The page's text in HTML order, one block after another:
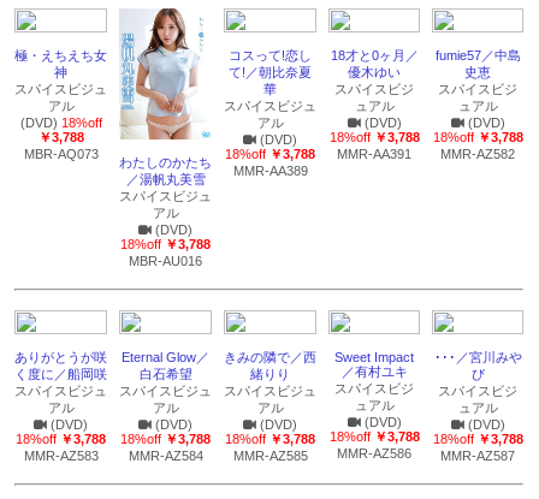
極・えちえち女
神
スパイスビジュ
アル
(DVD) 18%off
￥3,788
MBR-AQ073
わたしのかたち
／湯帆丸美雪
スパイスビジュ
アル
(DVD)
18%off ￥3,788
MBR-AU016
コスって!恋し
て!／朝比奈夏
華
スパイスビジュ
アル
(DVD)
18%off ￥3,788
MMR-AA389
18才と0ヶ月／
優木ゆい
スパイスビジ
ュアル
(DVD)
18%off ￥3,788
MMR-AA391
fumie57／中島
史恵
スパイスビジ
ュアル
(DVD)
18%off ￥3,788
MMR-AZ582
ありがとうが咲
く度に／船岡咲
スパイスビジュ
アル
(DVD)
18%off ￥3,788
MMR-AZ583
Eternal Glow／
白石希望
スパイスビジュ
アル
(DVD)
18%off ￥3,788
MMR-AZ584
きみの隣で／西
緒りり
スパイスビジュ
アル
(DVD)
18%off ￥3,788
MMR-AZ585
Sweet Impact
／有村ユキ
スパイスビジ
ュアル
(DVD)
18%off ￥3,788
MMR-AZ586
･･･／宮川みや
び
スパイスビジ
ュアル
(DVD)
18%off ￥3,788
MMR-AZ587